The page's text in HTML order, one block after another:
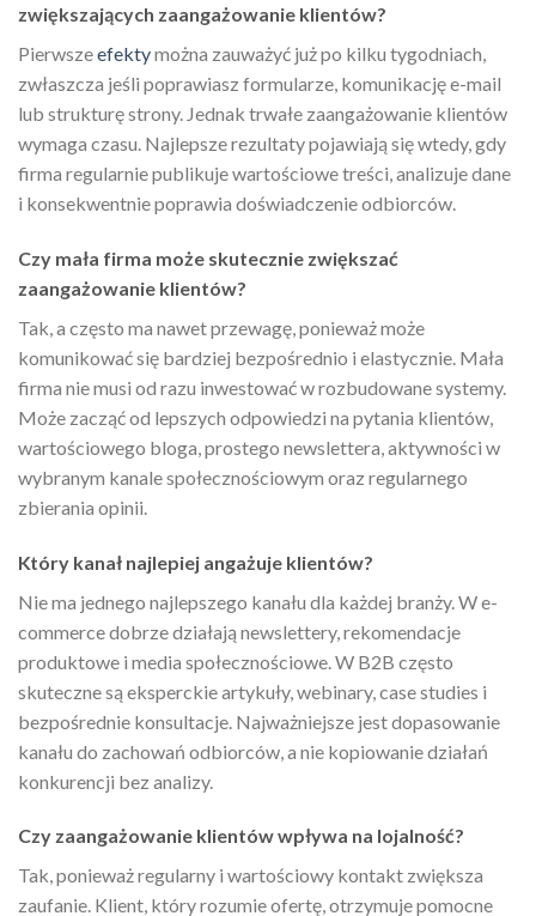
zwiększających zaangażowanie klientów?
Pierwszeefektymożna zauważyć już po kilku tygodniach,
zwłaszcza jeśli poprawiasz formularze, komunikację e-mail
lub strukturę strony. Jednak trwałe zaangażowanie klientów
wymaga czasu. Najlepsze rezultaty pojawiają się wtedy, gdy
firma regularnie publikuje wartościowe treści, analizuje dane
i konsekwentnie poprawia doświadczenie odbiorców.
Czy mała firma może skutecznie zwiększać
zaangażowanie klientów?
Tak, a często ma nawet przewagę, ponieważ może
komunikować się bardziej bezpośrednio i elastycznie. Mała
firma nie musi od razu inwestować w rozbudowane systemy.
Może zacząć od lepszych odpowiedzi na pytania klientów,
wartościowego bloga, prostego newslettera, aktywności w
wybranym kanale społecznościowym oraz regularnego
zbierania opinii.
Który kanał najlepiej angażuje klientów?
Nie ma jednego najlepszego kanału dla każdej branży. W e-
commerce dobrze działają newslettery, rekomendacje
produktowe i media społecznościowe. W B2B często
skuteczne są eksperckie artykuły, webinary, case studies i
bezpośrednie konsultacje. Najważniejsze jest dopasowanie
kanału do zachowań odbiorców, a nie kopiowanie działań
konkurencji bez analizy.
Czy zaangażowanie klientów wpływa na lojalność?
Tak, ponieważ regularny i wartościowy kontakt zwiększa
zaufanie. Klient, który rozumie ofertę, otrzymuje pomocne